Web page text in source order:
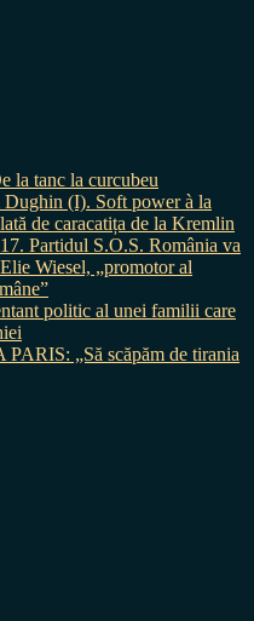
la tanc la curcubeu
(I). Soft power à la
de caracatița de la Kremlin
Partidul S.O.S. România va
Wiesel, „promotor al
politic al unei familii care
„Să scăpăm de tirania